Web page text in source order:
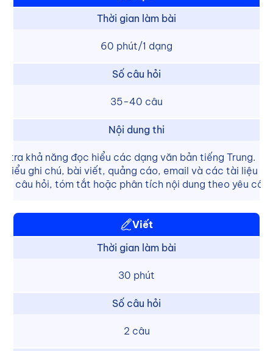
Thời gian làm bài
60 phút/1 dạng
Số câu hỏi
35-40 câu
Nội dung thi
tra khả năng đọc hiểu các dạng văn bản tiếng Trung.
hiểu ghi chú, bài viết, quảng cáo, email và các tài liệu
lời câu hỏi, tóm tắt hoặc phân tích nội dung theo yêu cầu
Viết
Thời gian làm bài
30 phút
Số câu hỏi
2 câu